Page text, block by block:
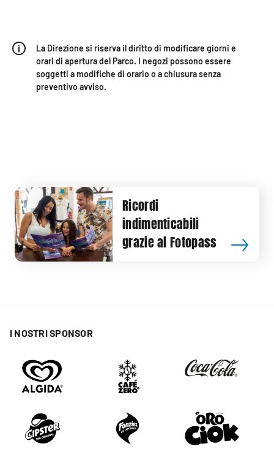
La Direzione si riserva il diritto di modificare giorni e
orari di apertura del Parco. I negozi possono essere
soggetti a modifiche di orario o a chiusura senza
preventivo avviso.
Ricordi
indimenticabili
grazie al Fotopass
I NOSTRI SPONSOR